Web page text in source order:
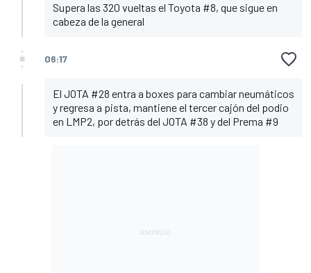
Supera las 320 vueltas el Toyota #8, que sigue en
cabeza de la general
06:17
El JOTA #28 entra a boxes para cambiar neumáticos
y regresa a pista, mantiene el tercer cajón del podio
en LMP2, por detrás del JOTA #38 y del Prema #9